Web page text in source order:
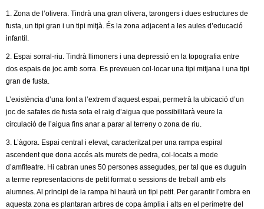
1. Zona de l’olivera. Tindrà una gran olivera, tarongers i dues estructures de
fusta, un tipi gran i un tipi mitjà. És la zona adjacent a les aules d’educació
infantil.
2. Espai sorral-riu. Tindrà llimoners i una depressió en la topografia entre
dos espais de joc amb sorra. Es preveuen col·locar una tipi mitjana i una tipi
gran de fusta.
L’existència d’una font a l’extrem d’aquest espai, permetrà la ubicació d’un
joc de safates de fusta sota el raig d’aigua que possibilitarà veure la
circulació de l’aigua fins anar a parar al terreny o zona de riu.
3. L’àgora. Espai central i elevat, caracteritzat per una rampa espiral
ascendent que dona accés als murets de pedra, col·locats a mode
d’amfiteatre. Hi cabran unes 50 persones assegudes, per tal que es duguin
a terme representacions de petit format o sessions de treball amb els
alumnes. Al principi de la rampa hi haurà un tipi petit. Per garantir l’ombra en
aquesta zona es plantaran arbres de copa àmplia i alts en el perímetre del